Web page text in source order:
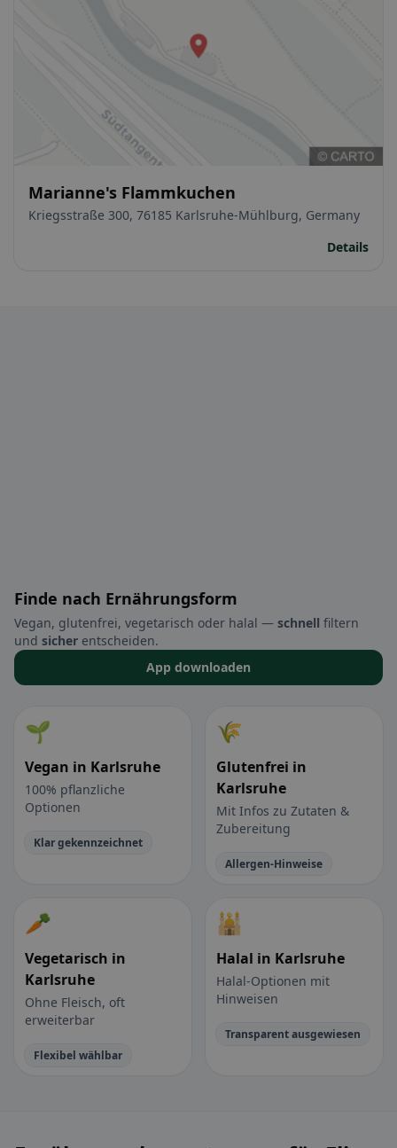
Marianne's Flammkuchen
Kriegsstraße 300, 76185 Karlsruhe-Mühlburg, Germany
Details
Finde nach Ernährungsform
Vegan, glutenfrei, vegetarisch oder halal — schnell filtern
und sicher entscheiden.
App downloaden
🌱
Vegan in Karlsruhe
100% pflanzliche
Optionen
Klar gekennzeichnet
🌾
Glutenfrei in
Karlsruhe
Mit Infos zu Zutaten &
Zubereitung
Allergen-Hinweise
🥕
Vegetarisch in
Karlsruhe
Ohne Fleisch, oft
erweiterbar
Flexibel wählbar
🕌
Halal in Karlsruhe
Halal-Optionen mit
Hinweisen
Transparent ausgewiesen